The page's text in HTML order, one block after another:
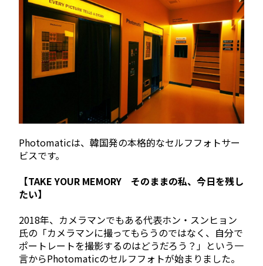
Photomaticは、韓国発の本格的なセルフフォトサー
ビスです。
【TAKE YOUR MEMORY そのままの私、今日を残し
たい】
2018年、カメラマンでもある代表ホン・スンヒョン
氏の「カメラマンに撮ってもらうのではなく、自分で
ポートレートを撮影するのはどうだろう？」という一
言からPhotomaticのセルフフォトが始まりました。